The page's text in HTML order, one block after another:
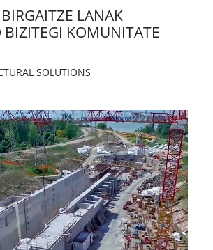
LANAK
BIZITEGI KOMUNITATE
SOLUTIONS